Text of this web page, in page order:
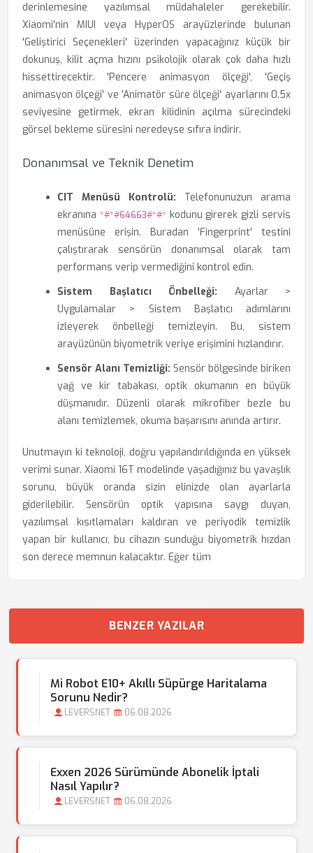
derinlemesine yazılımsal müdahaleler gerekebilir.
Xiaomi'nin MIUI veya HyperOS arayüzlerinde bulunan
'Geliştirici Seçenekleri' üzerinden yapacağınız küçük bir
dokunuş, kilit açma hızını psikolojik olarak çok daha hızlı
hissettirecektir. 'Pencere animasyon ölçeği', 'Geçiş
animasyon ölçeği' ve 'Animatör süre ölçeği' ayarlarını 0.5x
seviyesine getirmek, ekran kilidinin açılma sürecindeki
görsel bekleme süresini neredeyse sıfıra indirir.
Donanımsal ve Teknik Denetim
CIT Menüsü Kontrolü: Telefonunuzun arama
ekranına *#*#64663#*#* kodunu girerek gizli servis
menüsüne erişin. Buradan 'Fingerprint' testini
çalıştırarak sensörün donanımsal olarak tam
performans verip vermediğini kontrol edin.
Sistem Başlatıcı Önbelleği: Ayarlar >
Uygulamalar > Sistem Başlatıcı adımlarını
izleyerek önbelleği temizleyin. Bu, sistem
arayüzünün biyometrik veriye erişimini hızlandırır.
Sensör Alanı Temizliği: Sensör bölgesinde biriken
yağ ve kir tabakası, optik okumanın en büyük
düşmanıdır. Düzenli olarak mikrofiber bezle bu
alanı temizlemek, okuma başarısını anında artırır.
Unutmayın ki teknoloji, doğru yapılandırıldığında en yüksek
verimi sunar. Xiaomi 16T modelinde yaşadığınız bu yavaşlık
sorunu, büyük oranda sizin elinizde olan ayarlarla
giderilebilir. Sensörün optik yapısına saygı duyan,
yazılımsal kısıtlamaları kaldıran ve periyodik temizlik
yapan bir kullanıcı, bu cihazın sunduğu biyometrik hızdan
son derece memnun kalacaktır. Eğer tüm
BENZER YAZILAR
Mi Robot E10+ Akıllı Süpürge Haritalama
Sorunu Nedir?
LEVERSNET 06.08.2026
Exxen 2026 Sürümünde Abonelik İptali
Nasıl Yapılır?
LEVERSNET 06.08.2026